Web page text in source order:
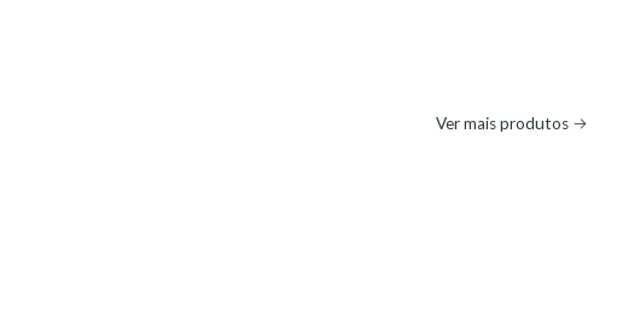
Ver mais produtos